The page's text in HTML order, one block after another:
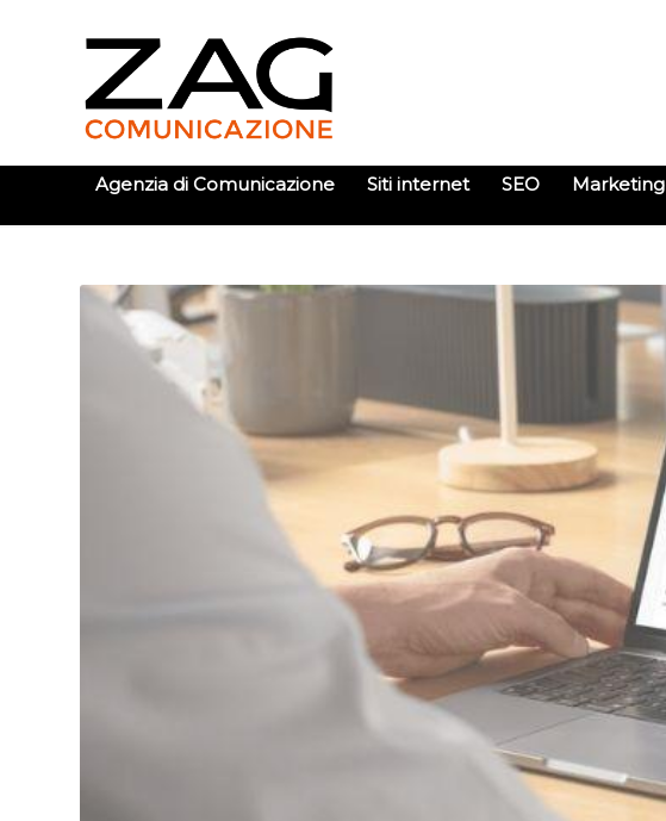
Agenzia di Comunicazione Siti internet SEO Marketing